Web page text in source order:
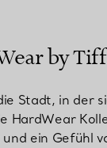
by
Stadt, in der
HardWear
ein Gefühl